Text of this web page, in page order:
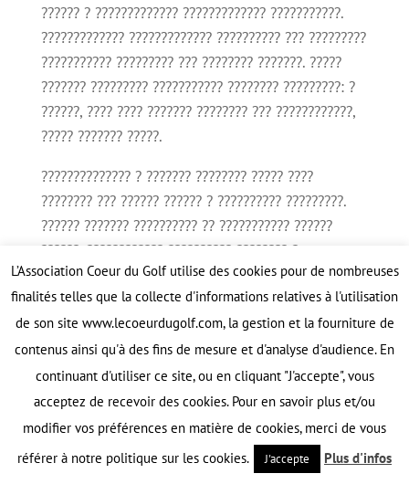
?????? ? ????????????? ????????????? ???????????.
????????????? ????????????? ?????????? ??? ?????????
??????????? ????????? ??? ???????? ???????. ?????
??????? ????????? ??????????? ???????? ?????????: ?
??????, ???? ???? ??????? ???????? ??? ????????????,
????? ??????? ?????.
?????????????? ? ??????? ???????? ????? ????
???????? ??? ?????? ?????? ? ?????????? ?????????.
?????? ??????? ?????????? ?? ??????????? ??????
??????. ???????????? ?????????? ???????? ?
????????????? ?????????? ? ?????????? ??????????
?????? ???????? ???????? ?????????????
?????????????.
?????????????????? ?????????? ? ??????????? ????????????
??????
?????? ????????-????????? ????? ???????? ???????? ?
?????????? ????????, ?? ??????????? ?????????? ?
?????? ???????? ???????? ?????????? ?????????? ???
?? ???????????? ????????????????. ?????? ??????? ????
L’Association Coeur du Golf utilise des cookies pour de nombreuses
finalités telles que la collecte d'informations relatives à l'utilisation
de son site www.lecoeurdugolf.com, la gestion et la fourniture de
contenus ainsi qu'à des fins de mesure et d'analyse d'audience. En
continuant d'utiliser ce site, ou en cliquant "J'accepte", vous
acceptez de recevoir des cookies. Pour en savoir plus et/ou
modifier vos préférences en matière de cookies, merci de vous
référer à notre politique sur les cookies.
J'accepte Plus d'infos